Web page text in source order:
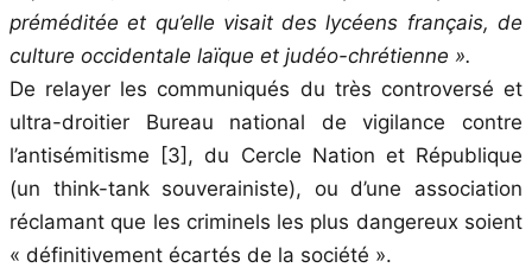
préméditée et qu’elle visait des lycéens français, de
culture occidentale laïque et judéo-chrétienne ».
De relayer les communiqués du très controversé et
ultra-droitier Bureau national de vigilance contre
l’antisémitisme [3], du Cercle Nation et République
(un think-tank souverainiste), ou d’une association
réclamant que les criminels les plus dangereux soient
« définitivement écartés de la société ».